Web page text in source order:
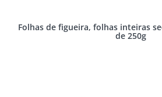
Folhas de figueira, folhas inteiras
de 250g